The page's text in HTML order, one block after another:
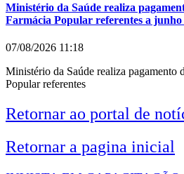
Ministério da Saúde realiza
Farmácia Popular referentes a junho
07/08/2026 11:18
Ministério da Saúde realiza pagamento
Popular referentes
Retornar ao portal de
Retornar a pagina inicial